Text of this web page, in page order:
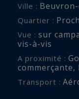
En son étage :
dégagements
une suite
d’eau.
Ville :
Quartier :
Vue : sur
vis-à-vis
A proximité :
commerçante,
Transport :